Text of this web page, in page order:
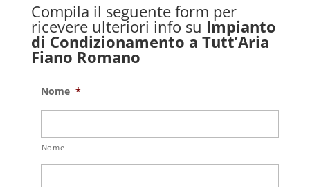
Compila il seguente form per
ricevere ulteriori info su Impianto
di Condizionamento a Tutt’Aria
Fiano Romano
Nome *
Nome